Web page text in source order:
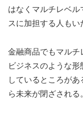
はなくマルチレベ
スに加担する人もい
金融商品でもマルチ
ビジネスのような
しているところが
ら未来が閉ざされる